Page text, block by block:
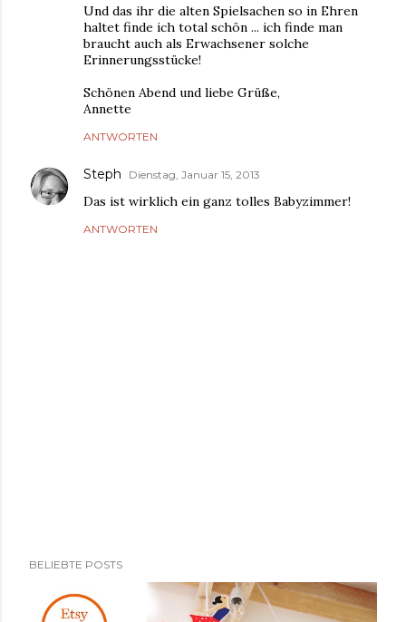
Und das ihr die alten Spielsachen so in Ehren
haltet finde ich total schön ... ich finde man
braucht auch als Erwachsener solche
Erinnerungsstücke!
Schönen Abend und liebe Grüße,
Annette
ANTWORTEN
Steph Dienstag, Januar 15, 2013
Das ist wirklich ein ganz tolles Babyzimmer!
ANTWORTEN
o
BELIEBTE POSTS